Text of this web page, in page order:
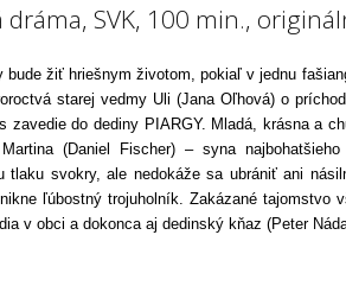
SVK, 100 min.,
bude žiť hriešnym životom, pokiaľ v jednu
starej vedmy Uli (Jana Oľhová) o
zavedie do dediny PIARGY. Mladá, krásna a
(Daniel Fischer) – syna
tlaku svokry, ale nedokáže sa ubrániť ani
ľúbostný trojuholník. Zakázané
v obci a dokonca aj dedinský kňaz (Peter